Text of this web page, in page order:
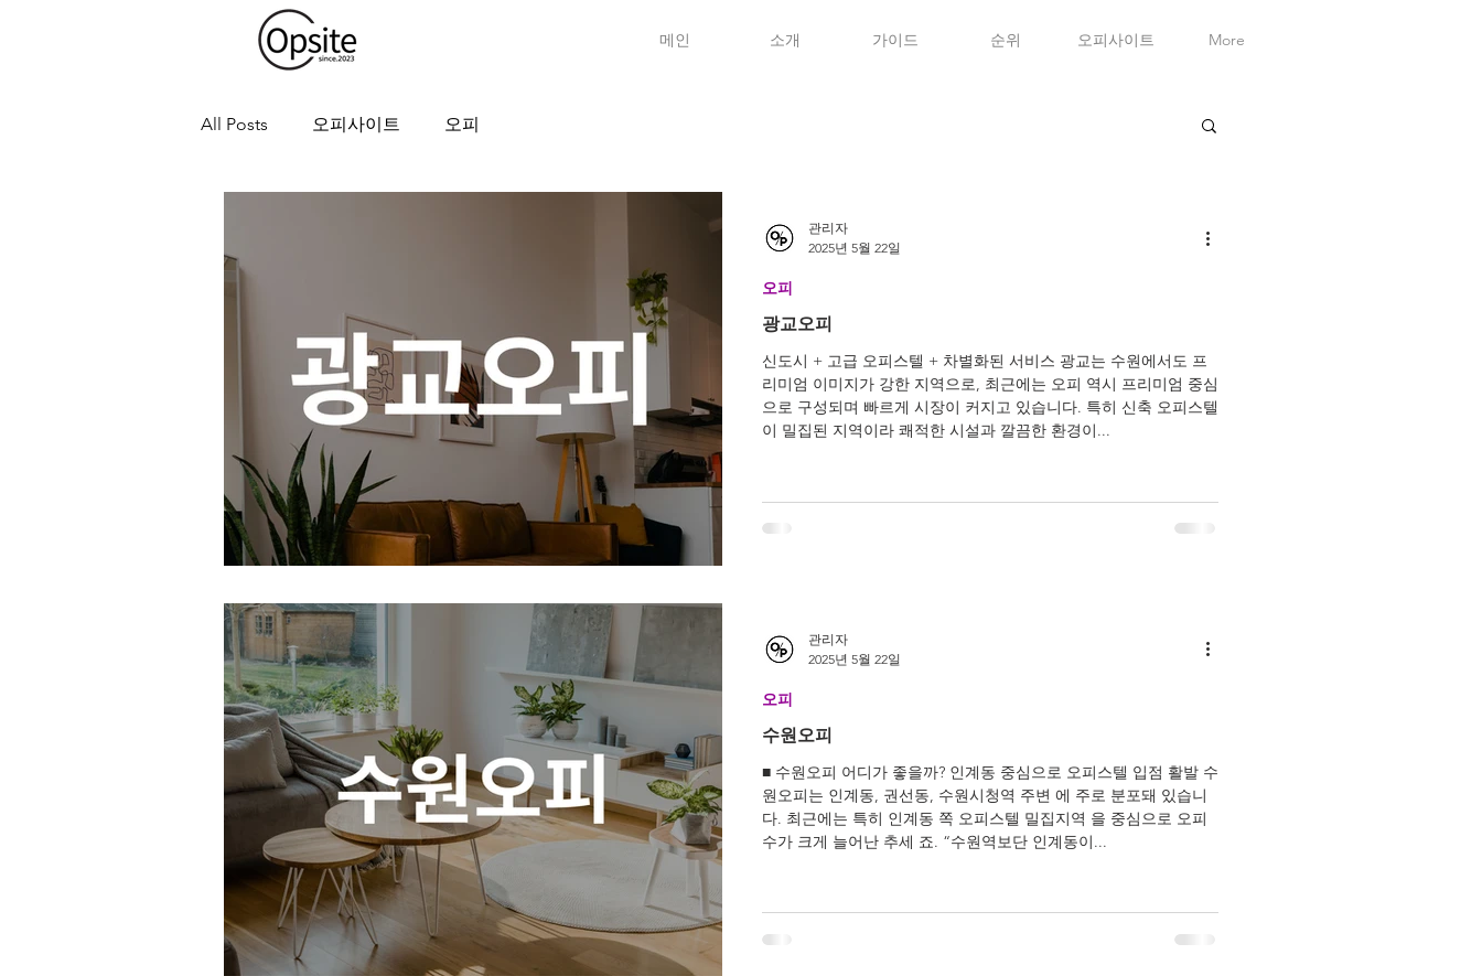
메인 소개 가이드 순위 오피사이트 More
All Posts 오피사이트 오피
광교오피
신도시 + 고급 오피스텔 + 차별화된 서비스 광교는 수원에서도 프
리미엄 이미지가 강한 지역으로, 최근에는 오피 역시 프리미엄 중심
으로 구성되며 빠르게 시장이 커지고 있습니다. 특히 신축 오피스텔
이 밀집된 지역이라 쾌적한 시설과 깔끔한 환경이...
오피
관리자
2025년 5월 22일
수원오피
■ 수원오피 어디가 좋을까? 인계동 중심으로 오피스텔 입점 활발 수
원오피는 인계동, 권선동, 수원시청역 주변 에 주로 분포돼 있습니
다. 최근에는 특히 인계동 쪽 오피스텔 밀집지역 을 중심으로 오피
수가 크게 늘어난 추세 죠. “수원역보단 인계동이...
오피
관리자
2025년 5월 22일